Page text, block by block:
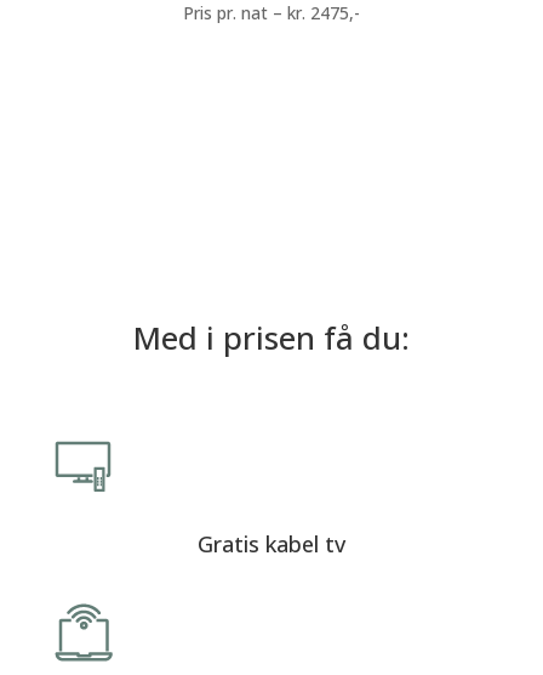
Pris pr. nat – kr. 2475,-
Med i prisen få du:
Gratis kabel tv